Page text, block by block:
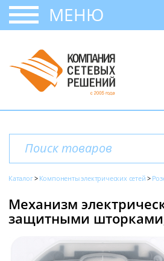
МЕНЮ
Каталог Компоненты электрических сетей
Механизм
защитными шторками,